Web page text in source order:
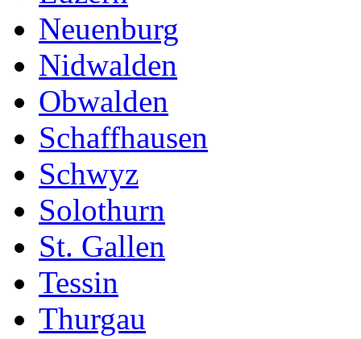
Neuenburg
Nidwalden
Obwalden
Schaffhausen
Schwyz
Solothurn
St. Gallen
Tessin
Thurgau